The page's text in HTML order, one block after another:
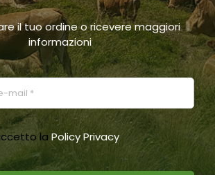
il tuo ordine o ricevere maggiori
informazioni
laPolicy Privacy